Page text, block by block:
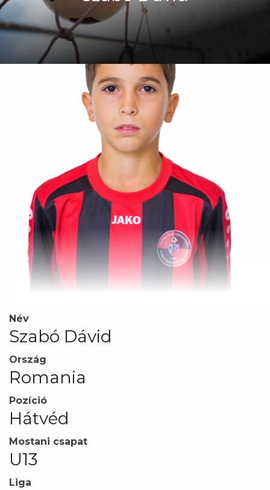
Név
Szabó Dávid
Ország
Romania
Pozíció
Hátvéd
Mostani csapat
U13
Liga